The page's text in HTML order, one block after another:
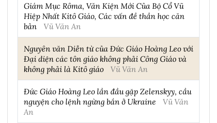
Giám Mục Rôma, Văn Kiện Mới Của Bộ Cổ Vũ
Hiệp Nhất Kitô Giáo, Các vấn đề thần học căn
bản
Vũ Văn An
Nguyên văn Diễn từ của Đức Giáo Hoàng Leo với
Đại diện các tôn giáo không phải Công Giáo và
không phải là Kitô giáo
Vũ Văn An
Đức Giáo Hoàng Leo lần đầu gặp Zelenskyy, cầu
nguyện cho lệnh ngừng bắn ở Ukraine
Vũ Văn
An